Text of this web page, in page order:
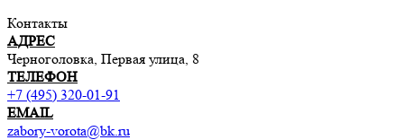
Контакты
АДРЕС
Черноголовка, Первая улица, 8
ТЕЛЕФОН
+7 (495) 320-01-91
EMAIL
zabory-vorota@bk.ru